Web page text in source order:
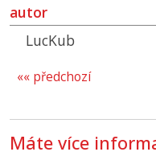
autor
LucKub
«« předchozí
Máte více